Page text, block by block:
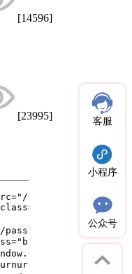
[14596]
[23995] 客服
小程序
公众号